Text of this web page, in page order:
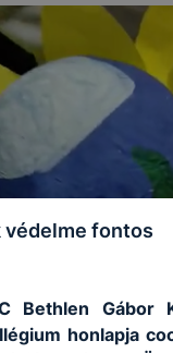
védelme fontos
Bethlen Gábor
honlapja